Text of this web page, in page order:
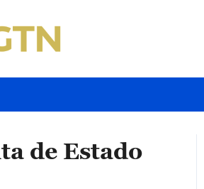
de Estado